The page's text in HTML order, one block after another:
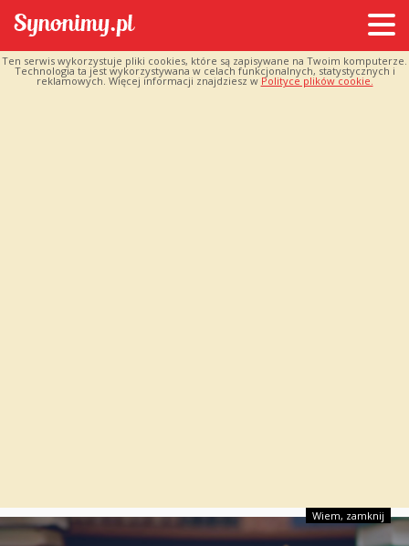
Ten serwis wykorzystuje pliki cookies, które są zapisywane na Twoim komputerze.
Technologia ta jest wykorzystywana w celach funkcjonalnych, statystycznych i
reklamowych. Więcej informacji znajdziesz w Polityce plików cookie.
Wiem, zamknij